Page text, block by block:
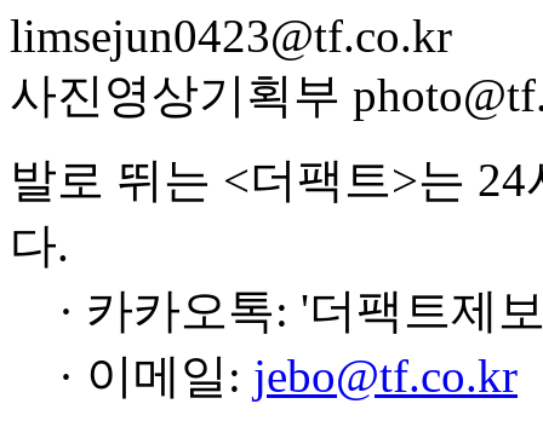
limsejun0423@tf.co.kr
사진영상기획부
발로 뛰는 <더팩트>는
다.
· 카카오톡: '더팩트제
· 이메일: jebo@tf.co.kr